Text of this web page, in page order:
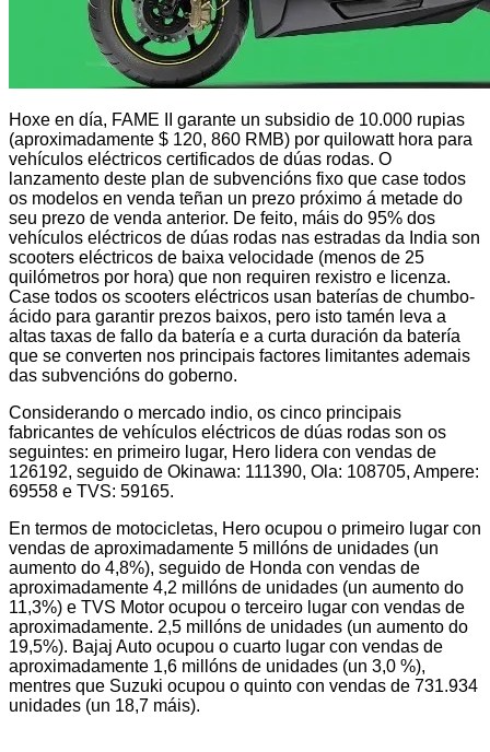
Hoxe en día, FAME II garante un subsidio de 10.000 rupias
(aproximadamente $ 120, 860 RMB) por quilowatt hora para
vehículos eléctricos certificados de dúas rodas. O
lanzamento deste plan de subvencións fixo que case todos
os modelos en venda teñan un prezo próximo á metade do
seu prezo de venda anterior. De feito, máis do 95% dos
vehículos eléctricos de dúas rodas nas estradas da India son
scooters eléctricos de baixa velocidade (menos de 25
quilómetros por hora) que non requiren rexistro e licenza.
Case todos os scooters eléctricos usan baterías de chumbo-
ácido para garantir prezos baixos, pero isto tamén leva a
altas taxas de fallo da batería e a curta duración da batería
que se converten nos principais factores limitantes ademais
das subvencións do goberno.
Considerando o mercado indio, os cinco principais
fabricantes de vehículos eléctricos de dúas rodas son os
seguintes: en primeiro lugar, Hero lidera con vendas de
126192, seguido de Okinawa: 111390, Ola: 108705, Ampere:
69558 e TVS: 59165.
En termos de motocicletas, Hero ocupou o primeiro lugar con
vendas de aproximadamente 5 millóns de unidades (un
aumento do 4,8%), seguido de Honda con vendas de
aproximadamente 4,2 millóns de unidades (un aumento do
11,3%) e TVS Motor ocupou o terceiro lugar con vendas de
aproximadamente. 2,5 millóns de unidades (un aumento do
19,5%). Bajaj Auto ocupou o cuarto lugar con vendas de
aproximadamente 1,6 millóns de unidades (un 3,0 %),
mentres que Suzuki ocupou o quinto con vendas de 731.934
unidades (un 18,7 máis).